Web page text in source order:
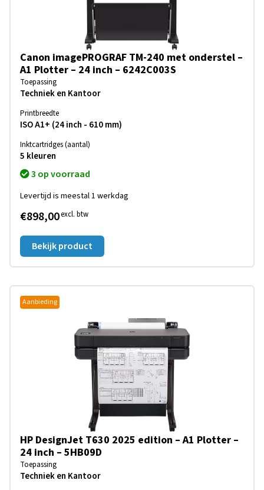
Canon imagePROGRAF TM-240 met onderstel –
A1 Plotter – 24 inch – 6242C003S
Toepassing
Techniek en Kantoor
Printbreedte
ISO A1+ (24 inch - 610 mm)
Inktcartridges (aantal)
5 kleuren
3 op voorraad
Levertijd is meestal 1 werkdag
€898,00excl. btw
Bekijk product
Aanbieding
HP DesignJet T630 2025 edition – A1 Plotter –
24 inch – 5HB09D
Toepassing
Techniek en Kantoor